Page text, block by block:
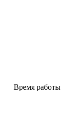
Время работы